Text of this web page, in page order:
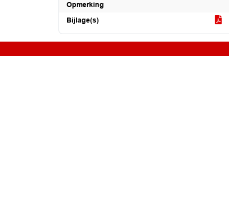
Opmerking
Bijlage(s)